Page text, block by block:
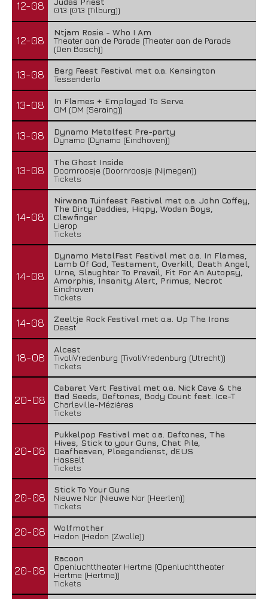
12-08
013 (013 (Tilburg))
12-08
Ntjam Rosie - Who I Am
Theater aan de Parade (Theater aan de Parade
(Den Bosch))
13-08
Berg Feest Festival met o.a. Kensington
Tessenderlo
13-08
In Flames + Employed To Serve
OM (OM (Seraing))
13-08
Dynamo Metalfest Pre-party
Dynamo (Dynamo (Eindhoven))
13-08
The Ghost Inside
Doornroosje (Doornroosje (Nijmegen))
Tickets
14-08
Nirwana Tuinfeest Festival met o.a. John Coffey,
The Dirty Daddies, Hiqpy, Wodan Boys,
Clawfinger
Lierop
Tickets
14-08
Dynamo MetalFest Festival met o.a. In Flames,
Lamb Of God, Testament, Overkill, Death Angel,
Urne, Slaughter To Prevail, Fit For An Autopsy,
Amorphis, Insanity Alert, Primus, Necrot
Eindhoven
Tickets
14-08
Zeeltje Rock Festival met o.a. Up The Irons
Deest
18-08
Alcest
TivoliVredenburg (TivoliVredenburg (Utrecht))
Tickets
20-08
Cabaret Vert Festival met o.a. Nick Cave & the
Bad Seeds, Deftones, Body Count feat. Ice-T
Charleville-Mézières
Tickets
20-08
Pukkelpop Festival met o.a. Deftones, The
Hives, Stick to your Guns, Chat Pile,
Deafheaven, Ploegendienst, dEUS
Hasselt
Tickets
20-08
Stick To Your Guns
Nieuwe Nor (Nieuwe Nor (Heerlen))
Tickets
20-08
Wolfmother
Hedon (Hedon (Zwolle))
20-08
Racoon
Openluchttheater Hertme (Openluchttheater
Hertme (Hertme))
Tickets